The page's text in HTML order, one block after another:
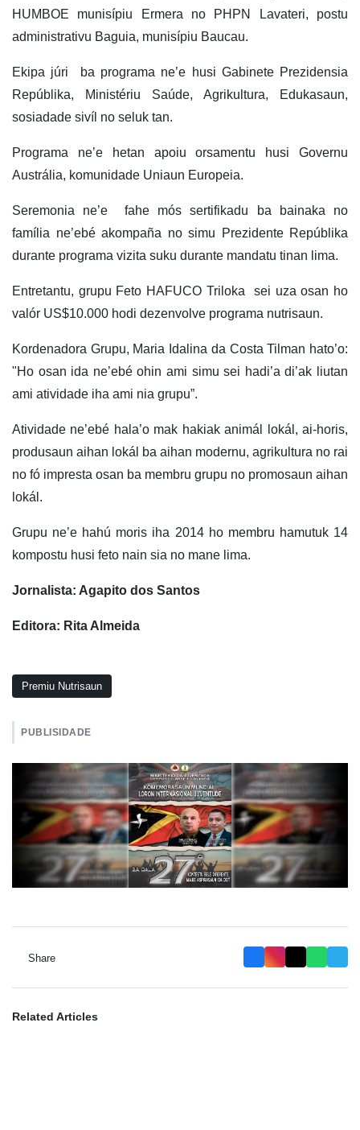
HUMBOE munisípiu Ermera no PHPN Lavateri, postu
administrativu Baguia, munisípiu Baucau.
Ekipa júri ba programa ne’e husi Gabinete Prezidensia
Repúblika, Ministériu Saúde, Agrikultura, Edukasaun,
sosiadade sivíl no seluk tan.
Programa ne’e hetan apoiu orsamentu husi Governu
Austrália, komunidade Uniaun Europeia.
Seremonia ne’e fahe mós sertifikadu ba bainaka no
família ne’ebé akompaña no simu Prezidente Repúblika
durante programa vizita suku durante mandatu tinan lima.
Entretantu, grupu Feto HAFUCO Triloka sei uza osan ho
valór US$10.000 hodi dezenvolve programa nutrisaun.
Kordenadora Grupu, Maria Idalina da Costa Tilman hato’o:
ʺHo osan ida ne’ebé ohin ami simu sei hadi’a di’ak liutan
ami atividade iha ami nia grupu”.
Atividade ne’ebé hala’o mak hakiak animál lokál, ai-horis,
produsaun aihan lokál ba aihan modernu, agrikultura no rai
no fó impresta osan ba membru grupu no promosaun aihan
lokál.
Grupu ne’e hahú moris iha 2014 ho membru hamutuk 14
kompostu husi feto nain sia no mane lima.
Jornalista: Agapito dos Santos
Editora: Rita Almeida
Premiu Nutrisaun
PUBLISIDADE
Share
Related Articles